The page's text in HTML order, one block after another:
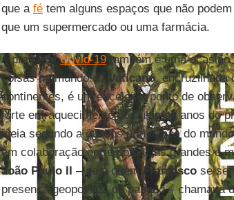
que a fétem alguns espaços que não
que um supermercado ou uma farmácia.
A praga deCovid-19também é uma ocasião
coisas no mundo. O
Vaticano, encruzilhada
continentes, é um excelente ponto de
forte enfraquecimento nos últimos anos do
ideia segundo a qual os problemas do
em colaboração entre potências grandes e
João Paulo II – de a quem Franciscose
presença geopolítica do papado – chamava